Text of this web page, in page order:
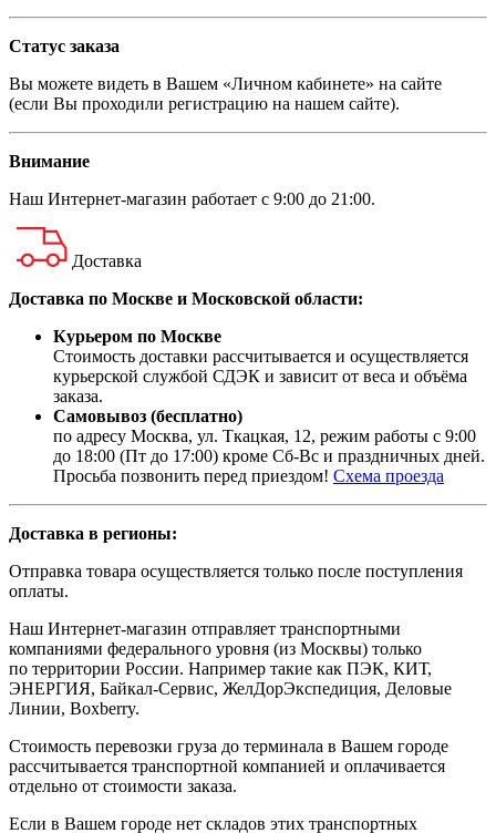
Статус заказа
Вы можете видеть в Вашем «Личном кабинете» на сайте
(если Вы проходили регистрацию на нашем сайте).
Внимание
Наш Интернет-магазин работает с 9:00 до 21:00.
Доставка
Доставка по Москве и Московской области:
Курьером по Москве
Стоимость доставки рассчитывается и осуществляется
курьерской службой СДЭК и зависит от веса и объёма
заказа.
Самовывоз (бесплатно)
по адресу Москва, ул. Ткацкая, 12, режим работы с 9:00
до 18:00 (Пт до 17:00) кроме Сб-Вс и праздничных дней.
Просьба позвонить перед приездом! Схема проезда
Доставка в регионы:
Отправка товара осуществляется только после поступления
оплаты.
Наш Интернет-магазин отправляет транспортными
компаниями федерального уровня (из Москвы) только
по территории России. Например такие как ПЭК, КИТ,
ЭНЕРГИЯ, Байкал-Сервис, ЖелДорЭкспедиция, Деловые
Линии, Boxberry.
Стоимость перевозки груза до терминала в Вашем городе
рассчитывается транспортной компанией и оплачивается
отдельно от стоимости заказа.
Если в Вашем городе нет складов этих транспортных